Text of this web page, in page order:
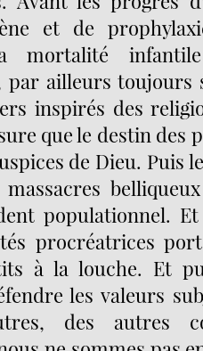
et de
mortalité
par ailleurs toujours
inspirés des
que le destin des
de Dieu. Puis
populationnel.
procréatrices
à la louche. Et
les valeurs
des autres